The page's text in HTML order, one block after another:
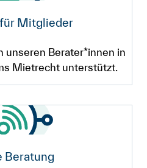
Mitglieder
unseren Berater*innen in
Mietrecht unterstützt.
Beratung